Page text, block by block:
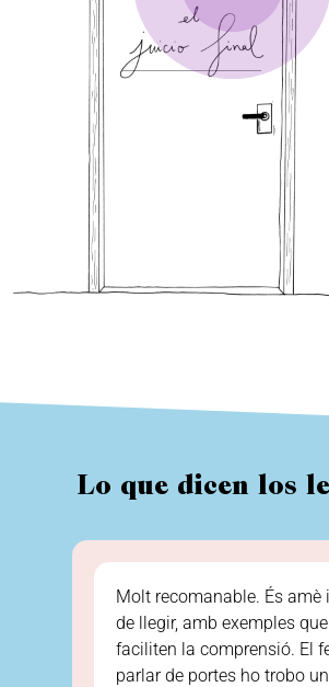
que dejarás al irte y
que inhalarán los que
permanezcan al recordar.
Lo que dicen los
Molt recomanable. És amè
de llegir, amb exemples que
faciliten la comprensió. El
parlar de portes ho trobo